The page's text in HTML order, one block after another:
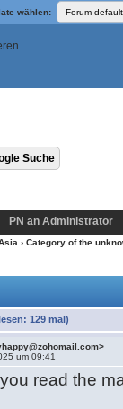
wählen:
PN an Administrator
› Category of the
129 mal)
um 09:41
read the